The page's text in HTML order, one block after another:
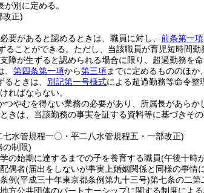
別に定める。
改正)
要があると認めるときは、職員に対し、 前条第一項
ることができる。 ただし、当該職員が育児短時間
障が生ずると認められる場合に限り、超過勤務を命
第四条第一項から第三項までに定めるもののほか
ときは、 別記第一号様式による超過勤務等命令整
ればならない。
つやむを得ない業務の必要があり、所属長があら
きは、当該勤務の事実を証する資料等に基づきその
水管規程一〇・平二八水管規程五・一部改正)
の制限)
の始期に達するまでの子を養育する職員(午後十時
偶者(届出をしないが事実上婚姻関係と同様の事情
例(平成三十年東京都条例第九十三号)第七条の二第
方公共団体のパートナーシップに関する制度によ